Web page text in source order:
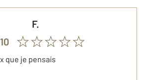
F.
que je pensais